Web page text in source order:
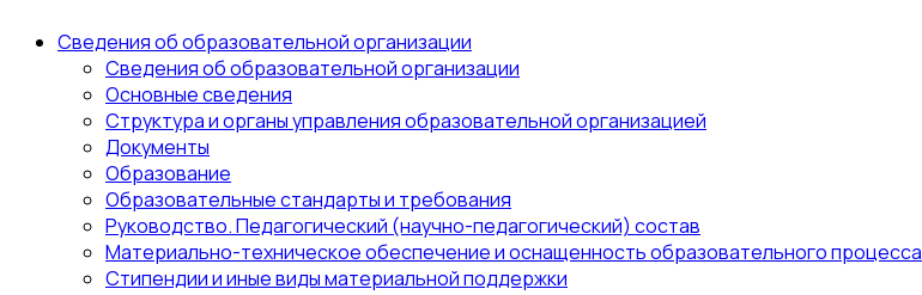
Сведения об образовательной организации
Сведения об образовательной организации
Основные сведения
Структура и органы управления образовательной организацией
Документы
Образование
Образовательные стандарты и требования
Руководство. Педагогический (научно-педагогический) состав
Материально-техническое обеспечение и оснащенность образовательного процесса
Стипендии и иные виды материальной поддержки